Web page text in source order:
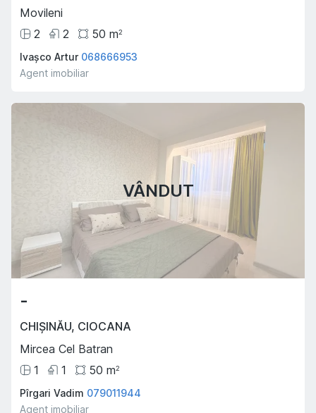
Movileni
2
2 50 m2
Ivașco Artur 068666953
Agent imobiliar
VÂNDUT
-
CHIȘINĂU, CIOCANA
Mircea Cel Batran
1
1 50 m2
Pîrgari Vadim 079011944
Agent imobiliar